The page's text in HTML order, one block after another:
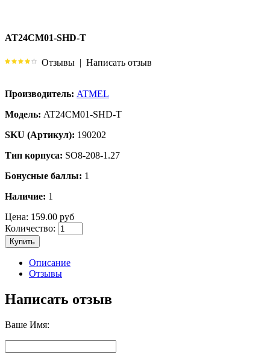
AT24CM01-SHD-T
Отзывы | Написать отзыв
Производитель: ATMEL
Модель: AT24CM01-SHD-T
SKU (Артикул): 190202
Тип корпуса: SO8-208-1.27
Бонусные баллы: 1
Наличие: 1
Цена: 159.00 руб
Количество:
Купить
Описание
Отзывы
Написать отзыв
Ваше Имя: